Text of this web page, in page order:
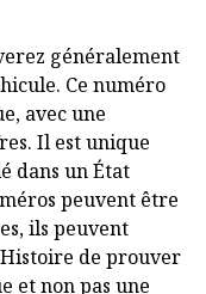
généralement
Ce numéro
avec une
Il est unique
dans un État
peuvent être
ils peuvent
de prouver
et non pas une